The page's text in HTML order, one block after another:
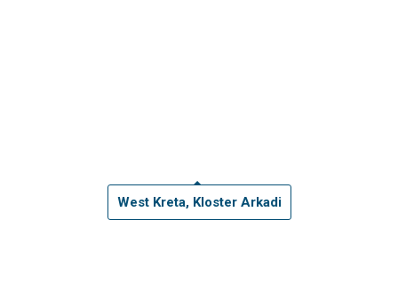
West Kreta, Kloster Arkadi